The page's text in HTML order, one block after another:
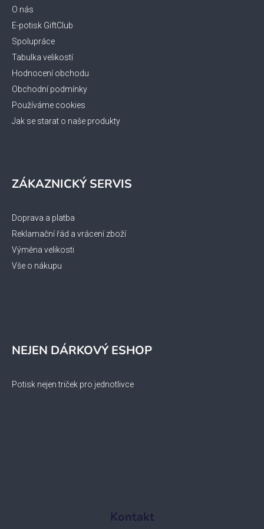
O nás
E-potisk GiftClub
Spolupráce
Tabulka velikostí
Hodnocení obchodu
Obchodní podmínky
Používáme cookies
Jak se starat o naše produkty
ZÁKAZNICKÝ SERVIS
Doprava a platba
Reklamační řád a vrácení zboží
Výměna velikosti
Vše o nákupu
NEJEN DÁRKOVÝ ESHOP
Potisk nejen triček pro jednotlivce
Kontakt